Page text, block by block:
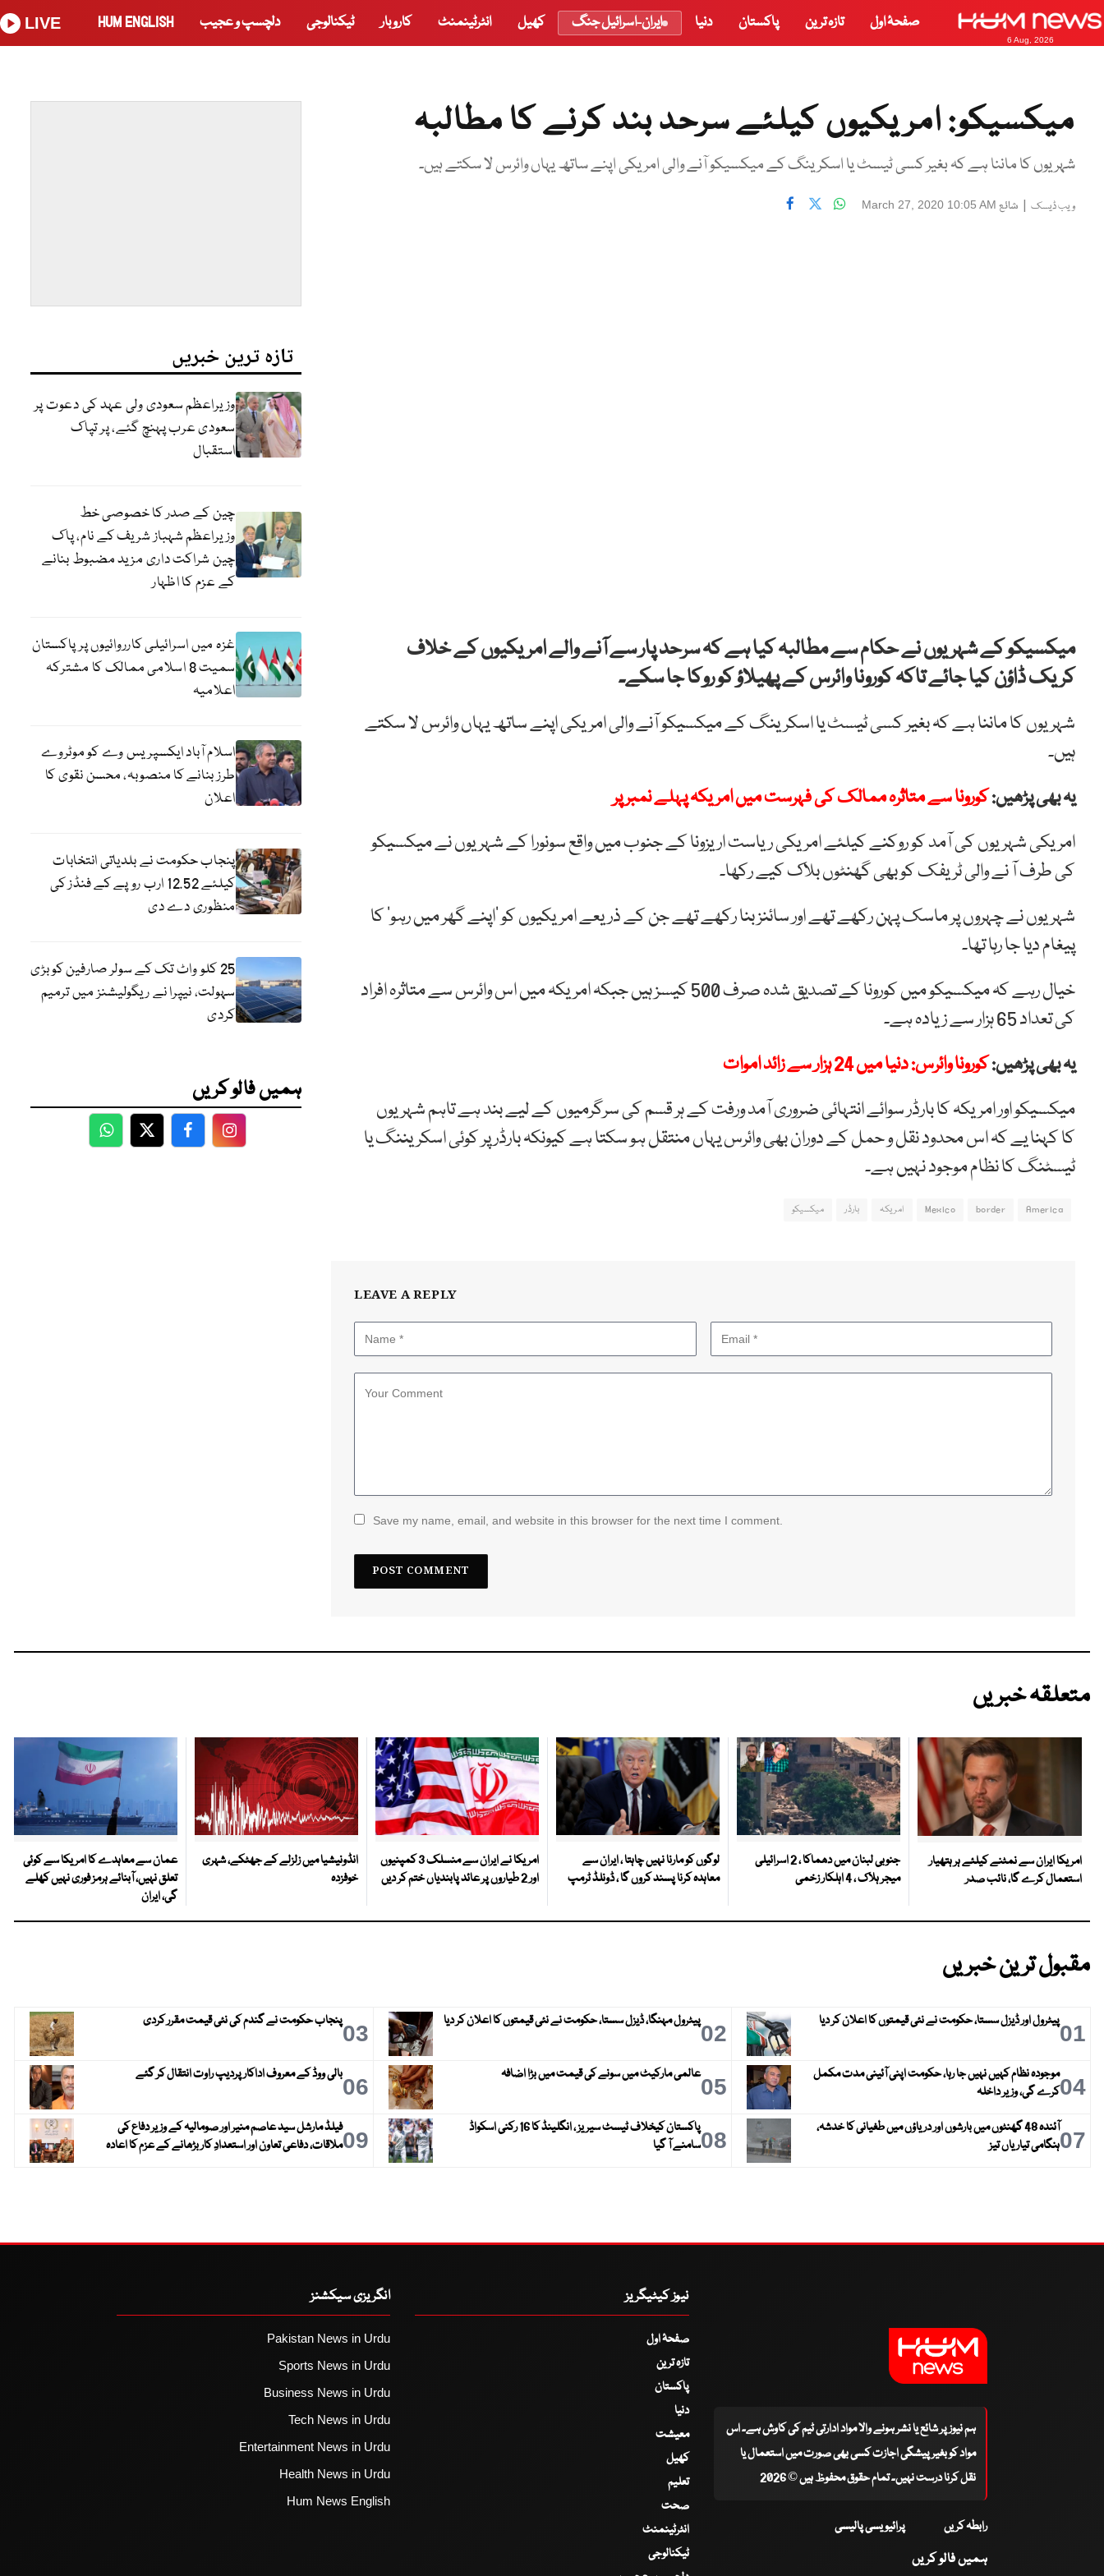
6 Aug, 2026
صفحۂ اول تازہ ترین پاکستان دنیا ایران-اسرائیل جنگ کھیل انٹرٹینمنٹ کاروبار ٹیکنالوجی دلچسپ و عجیب HUM ENGLISH
LIVE
میکسیکو: امریکیوں کیلئے سرحد بند کرنے کا مطالبہ
شہریوں کا ماننا ہے کہ بغیر کسی ٹیسٹ یا اسکرینگ کے میکسیکو آنے والی امریکی اپنے ساتھ یہاں وائرس لا سکتے ہیں۔
ویب ڈیسک | شائع March 27, 2020 10:05 AM
میکسیکو کے شہریوں نے حکام سے مطالبہ کیا ہے کہ سرحد پار سے آنے والے امریکیوں کے خلاف
کریک ڈاؤن کیا جائے تاکہ کورونا وائرس کے پھیلاؤ کو روکا جا سکے۔
شہریوں کا ماننا ہے کہ بغیر کسی ٹیسٹ یا اسکرینگ کے میکسیکو آنے والی امریکی اپنے ساتھ یہاں وائرس لا سکتے
ہیں۔
یہ بھی پڑھیں:کورونا سے متاثرہ ممالک کی فہرست میں امریکہ پہلے نمبر پر
امریکی شہریوں کی آمد کو روکنے کیلئے امریکی ریاست اریزونا کے جنوب میں واقع سونورا کے شہریوں نے میکسیکو
کی طرف آ نے والی ٹریفک کو بھی گھنٹوں بلاک کیے رکھا۔
شہریوں نے چہروں پر ماسک پہن رکھے تھے اور سائنز بنا رکھے تھے جن کے ذریعے امریکیوں کو ’اپنے گھر میں رہو‘ کا
پیغام دیا جا رہا تھا۔
خیال رہے کہ میکسیکو میں کورونا کے تصدیق شدہ صرف 500 کیسز ہیں جبکہ امریکہ میں اس وائرس سے متاثرہ افراد
کی تعداد 65 ہزار سے زیادہ ہے۔
یہ بھی پڑھیں:کورونا وائرس: دنیا میں 24 ہزار سے زائد اموات
میکسیکو اور امریکہ کا بارڈر سوائے انتہائی ضروری آمد ورفت کے ہر قسم کی سرگرمیوں کے لیے بند ہے تاہم شہریوں
کا کہنا یے کہ اس محدود نقل و حمل کے دوران بھی وائرس یہاں منتقل ہو سکتا ہے کیونکہ بارڈر پر کوئی اسکریننگ یا
ٹیسٹنگ کا نظام موجود نہیں ہے۔
America
border
Mexico امریکہ بارڈر میکسیکو
LEAVE A REPLY
Save my name, email, and website in this browser for the next time I comment.
تازہ ترین خبریں
وزیراعظم سعودی ولی عہد کی دعوت پر
سعودی عرب پہنچ گئے، پر تپاک
استقبال
چین کے صدر کا خصوصی خط
وزیراعظم شہباز شریف کے نام، پاک
چین شراکت داری مزید مضبوط بنانے
کے عزم کا اظہار
غزہ میں اسرائیلی کارروائیوں پر پاکستان
سمیت 8 اسلامی ممالک کا مشترکہ
اعلامیہ
اسلام آباد ایکسپریس وے کو موٹروے
طرز بنانے کا منصوبہ، محسن نقوی کا
اعلان
پنجاب حکومت نے بلدیاتی انتخابات
کیلئے 12.52 ارب روپے کے فنڈز کی
منظوری دے دی
25 کلو واٹ تک کے سولر صارفین کو بڑی
سہولت، نیپرا نے ریگولیشنز میں ترمیم
کردی
ہمیں فالو کریں
WhatsApp
TwitterFacebookFacebook
متعلقہ خبریں
امریکا ایران سے نمٹنے کیلئے ہر ہتھیار
استعمال کرے گا، نائب صدر
جنوبی لبنان میں دھماکا ، 2 اسرائیلی
میجر ہلاک ، 4 اہلکار زخمی
لوگوں کو مارنا نہیں چاہتا ، ایران سے
معاہدہ کرنا پسند کروں گا ، ڈونلڈ ٹرمپ
امریکا نے ایران سے منسلک 3 کمپنیوں
اور 2 طیاروں پر عائد پابندیاں ختم کر دیں
انڈونیشیا میں زلزلے کے جھٹکے، شہری
خوفزدہ
عمان سے معاہدے کا امریکا سے کوئی
تعلق نہیں، آبنائے ہرمز فوری نہیں کھلے
گی، ایران
مقبول ترین خبریں
01پیٹرول اور ڈیزل سستا، حکومت نے نئی قیمتوں کا اعلان کر دیا 02پیٹرول مہنگا، ڈیزل سستا، حکومت نے نئی قیمتوں کا اعلان کر دیا 03پنجاب حکومت نے گندم کی نئی قیمت مقرر کردی
04موجودہ نظام کہیں نہیں جا رہا، حکومت اپنی آئینی مدت مکمل
کرے گی، وزیر داخلہ
05عالمی مارکیٹ میں سونے کی قیمت میں بڑا اضافہ 06بالی ووڈ کے معروف اداکار پردیپ راوت انتقال کر گئے
07
آئندہ 48 گھنٹوں میں بارشوں اور دریاؤں میں طغیانی کا خدشہ،
ہنگامی تیاریاں تیز
08
پاکستان کیخلاف ٹیسٹ سیریز ، انگلینڈ کا 16 رکنی اسکواڈ
سامنے آ گیا
09فیلڈ مارشل سید عاصم منیر اور صومالیہ کے وزیر دفاع کی
ملاقات، دفاعی تعاون اور استعدادِ کار بڑھانے کے عزم کا اعادہ
ہم نیوز پر شائع یا نشر ہونے والا مواد ادارتی ٹیم کی کاوش ہے۔ اس
مواد کو بغیر پیشگی اجازت کسی بھی صورت میں استعمال یا
نقل کرنا درست نہیں۔ تمام حقوق محفوظ ہیں © 2026
رابطہ کریں پرائیویسی پالیسی
ہمیں فالو کریں
نیوز کیٹیگریز
صفحۂ اول
تازہ ترین
پاکستان
دنیا
معیشت
کھیل
تعلیم
صحت
انٹرٹینمنٹ
ٹیکنالوجی
انگریزی سیکشنز
Pakistan News in Urdu
Sports News in Urdu
Business News in Urdu
Tech News in Urdu
Entertainment News in Urdu
Health News in Urdu
Hum News English